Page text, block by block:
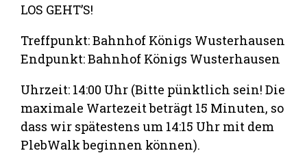
LOS GEHT’S!
Treffpunkt: Bahnhof Königs Wusterhausen
Endpunkt: Bahnhof Königs Wusterhausen
Uhrzeit: 14:00 Uhr (Bitte pünktlich sein! Die
maximale Wartezeit beträgt 15 Minuten, so
dass wir spätestens um 14:15 Uhr mit dem
PlebWalk beginnen können).